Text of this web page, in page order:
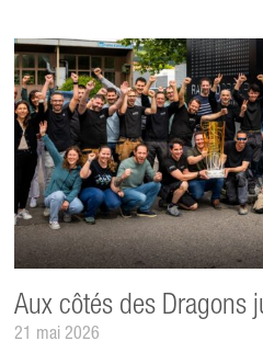
Aux côtés des Dragons
21 mai 2026